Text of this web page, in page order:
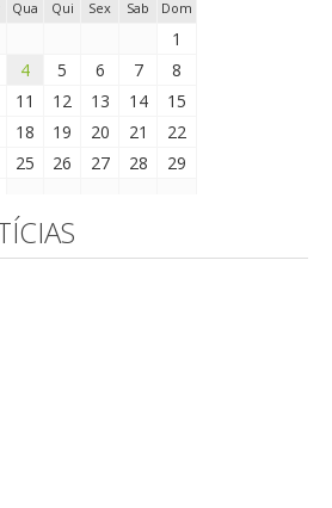
Qua Qui Sex Sab Dom
1
4 5 6 7
8
11 12 13 14
15
18 19 20 21
22
25 26 27 28
29